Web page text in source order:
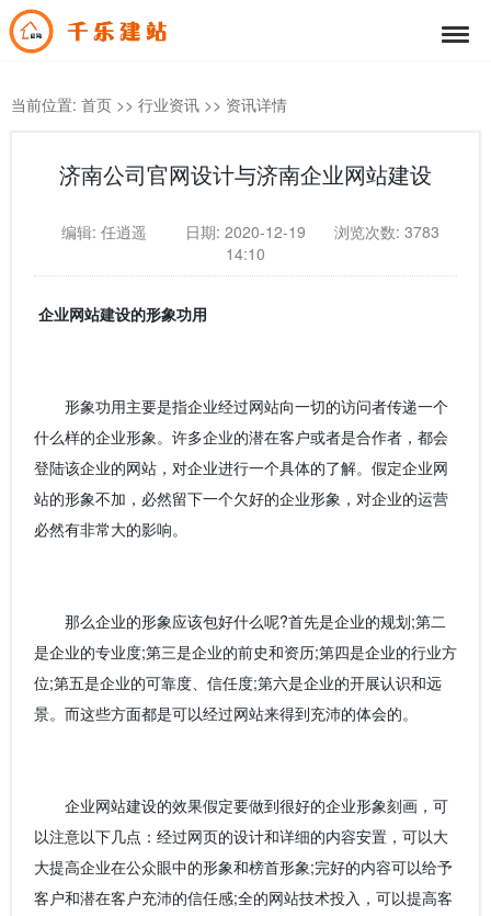
当前位置: 首页 >> 行业资讯 >> 资讯详情
济南公司官网设计与济南企业网站建设
编辑: 任逍遥
日期: 2020-12-19
14:10
浏览次数: 3783
企业网站建设的形象功用
形象功用主要是指企业经过网站向一切的访问者传递一个
什么样的企业形象。许多企业的潜在客户或者是合作者，都会
登陆该企业的网站，对企业进行一个具体的了解。假定企业网
站的形象不加，必然留下一个欠好的企业形象，对企业的运营
必然有非常大的影响。
那么企业的形象应该包好什么呢?首先是企业的规划;第二
是企业的专业度;第三是企业的前史和资历;第四是企业的行业方
位;第五是企业的可靠度、信任度;第六是企业的开展认识和远
景。而这些方面都是可以经过网站来得到充沛的体会的。
企业网站建设的效果假定要做到很好的企业形象刻画，可
以注意以下几点：经过网页的设计和详细的内容安置，可以大
大提高企业在公众眼中的形象和榜首形象;完好的内容可以给予
客户和潜在客户充沛的信任感;全的网站技术投入，可以提高客